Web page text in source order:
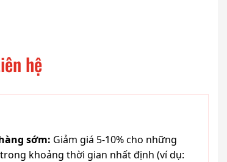
hệ
sớm: Giảm giá 5-10% cho những
khoảng thời gian nhất định (ví dụ: